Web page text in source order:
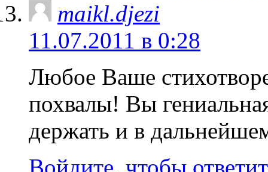
maikl.djezi
11.07.2011 в 0:28
Любое Ваше
похвалы! Вы
держать и в